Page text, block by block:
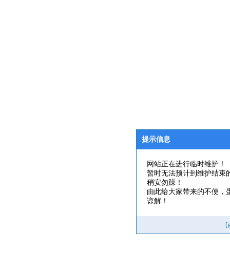
提示信息
网站正在进行临时维护！
暂时无法预计到维护结束
稍安勿躁！
由此给大家带来的不便，
谅解！
[